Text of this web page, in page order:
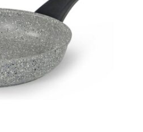
המותגים שלנו